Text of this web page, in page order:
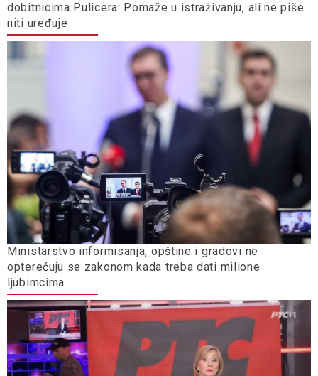
dobitnicima Pulicera: Pomaže u istraživanju, ali ne piše
niti uređuje
Ministarstvo informisanja, opštine i gradovi ne
opterećuju se zakonom kada treba dati milione
ljubimcima